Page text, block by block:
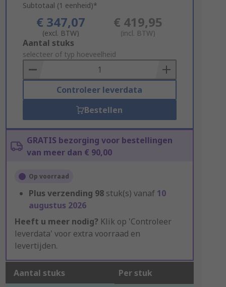
Subtotaal (1 eenheid)*
€ 347,07
(excl. BTW)
€ 419,95
(incl. BTW)
Add
to
Basket
Aantal stuks
selecteer of typ hoeveelheid
Controleer leverdata
Bestellen
GRATIS bezorging voor bestellingen
van meer dan € 90,00
Op voorraad
Plus verzending 98 stuk(s) vanaf 10
augustus 2026
Heeft u meer nodig? Klik op 'Controleer
leverdata' voor extra voorraad en
levertijden.
Aantal stuks Per stuk